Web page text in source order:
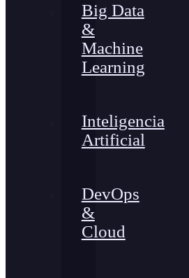
Big Data
&
Machine
Learning
Inteligencia
Artificial
DevOps
&
Cloud